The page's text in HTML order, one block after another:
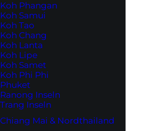
Koh Phangan
Koh Samui
Koh Tao
Koh Chang
Koh Lanta
Koh Lipe
Koh Samet
Koh Phi Phi
Phuket
Ranong Inseln
Trang Inseln
Chiang Mai & Nordthailand